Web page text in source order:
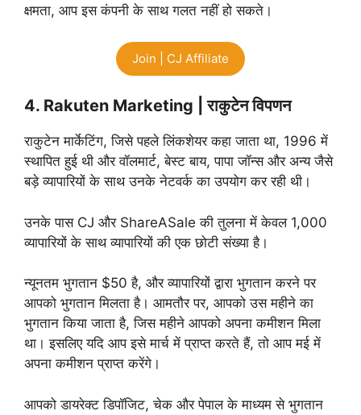
क्षमता, आप इस कंपनी के साथ गलत नहीं हो सकते।
Join | CJ Affiliate
4. Rakuten Marketing | राकुटेन विपणन
राकुटेन मार्केटिंग, जिसे पहले लिंकशेयर कहा जाता था, 1996 में
स्थापित हुई थी और वॉलमार्ट, बेस्ट बाय, पापा जॉन्स और अन्य जैसे
बड़े व्यापारियों के साथ उनके नेटवर्क का उपयोग कर रही थी।
उनके पास CJ और ShareASale की तुलना में केवल 1,000
व्यापारियों के साथ व्यापारियों की एक छोटी संख्या है।
न्यूनतम भुगतान $50 है, और व्यापारियों द्वारा भुगतान करने पर
आपको भुगतान मिलता है। आमतौर पर, आपको उस महीने का
भुगतान किया जाता है, जिस महीने आपको अपना कमीशन मिला
था। इसलिए यदि आप इसे मार्च में प्राप्त करते हैं, तो आप मई में
अपना कमीशन प्राप्त करेंगे।
आपको डायरेक्ट डिपॉजिट, चेक और पेपाल के माध्यम से भुगतान